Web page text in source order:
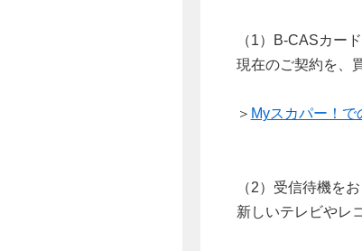
（1）B-CASカー
現在のご契約を、
＞ Myスカパー！
（2）受信待機を
新しいテレビやレ